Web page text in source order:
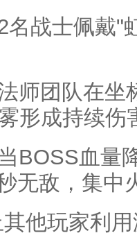
战士佩戴"
师团队在坐
形成持续伤
BOSS血量
无敌，集中
他玩家利